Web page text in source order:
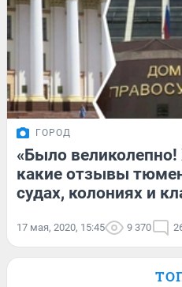
ГОРОД
«Было великолепно!
какие отзывы
судах, колониях и
17 мая, 2020, 15:45 9 370